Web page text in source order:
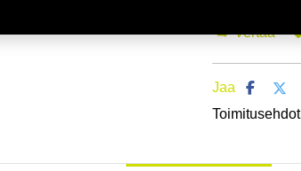
Vertaa
Jaa
Toimitusehdot